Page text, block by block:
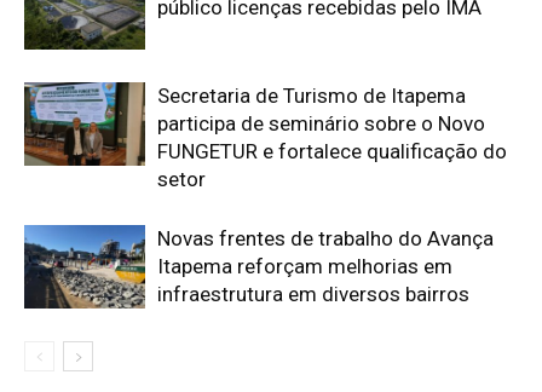
público licenças recebidas pelo IMA
Secretaria de Turismo de Itapema
participa de seminário sobre o Novo
FUNGETUR e fortalece qualificação do
setor
Novas frentes de trabalho do Avança
Itapema reforçam melhorias em
infraestrutura em diversos bairros